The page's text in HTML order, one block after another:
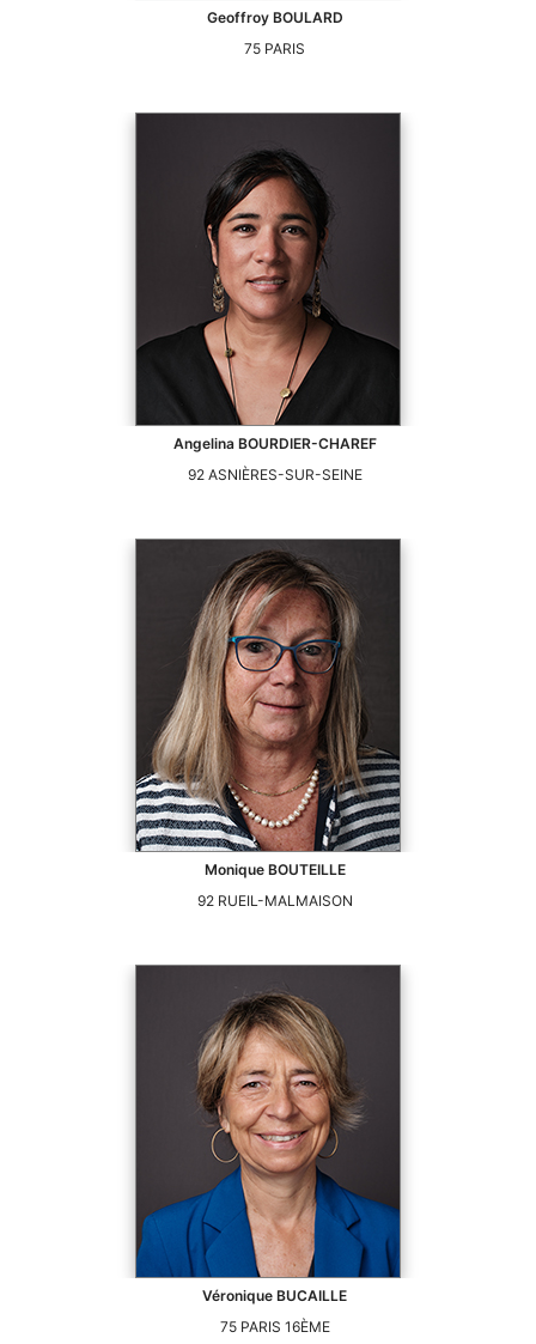
Geoffroy BOULARD
75 PARIS
Angelina BOURDIER-CHAREF
92 ASNIÈRES-SUR-SEINE
Monique BOUTEILLE
92 RUEIL-MALMAISON
Véronique BUCAILLE
75 PARIS 16ÈME